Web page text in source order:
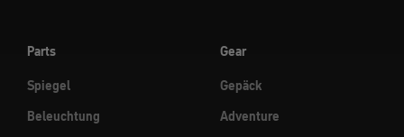
Parts
Spiegel
Beleuchtung
Gear
Gepäck
Adventure